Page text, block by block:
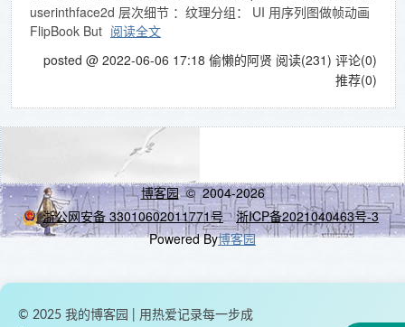
userinthface2d 层次细节 ：纹理分组： UI 用序列图做帧动画
FlipBook But 阅读全文
posted @ 2022-06-06 17:18 偷懒的阿贤 阅读(231) 评论(0)
推荐(0)
博客园© 2004-2026
浙公网安备 33010602011771号
浙ICP备2021040463号-3
Powered By博客园
© 2025 我的博客园 | 用热爱记录每一步成